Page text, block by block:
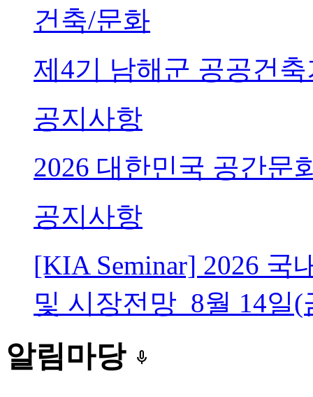
건축/문화
제4기 남해군 공공건
공지사항
2026 대한민국 공간문
공지사항
[KIA Seminar] 2026 국
및 시장전망_8월 14일(
알림마당 keyboard_voice